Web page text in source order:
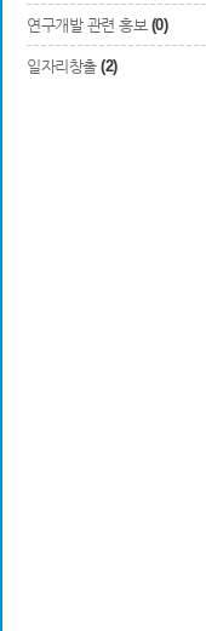
연구개발 관련 홍보 (0)
일자리창출 (2)